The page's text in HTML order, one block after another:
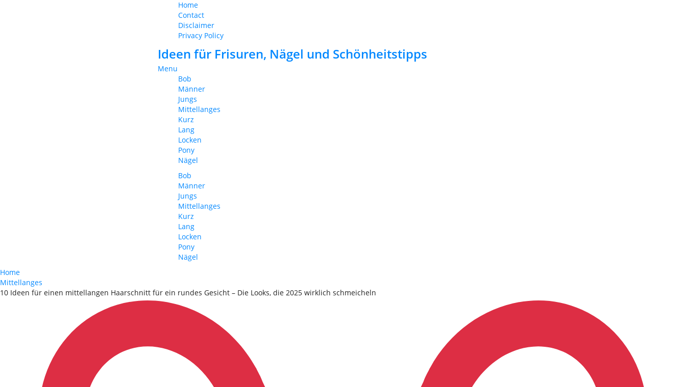
Home
Contact
Disclaimer
Privacy Policy
Ideen für Frisuren, Nägel und Schönheitstipps
Menu
Bob
Männer
Jungs
Mittellanges
Kurz
Lang
Locken
Pony
Nägel
Bob
Männer
Jungs
Mittellanges
Kurz
Lang
Locken
Pony
Nägel
Home
Mittellanges
10 Ideen für einen mittellangen Haarschnitt für ein rundes Gesicht – Die Looks, die 2025 wirklich schmeicheln